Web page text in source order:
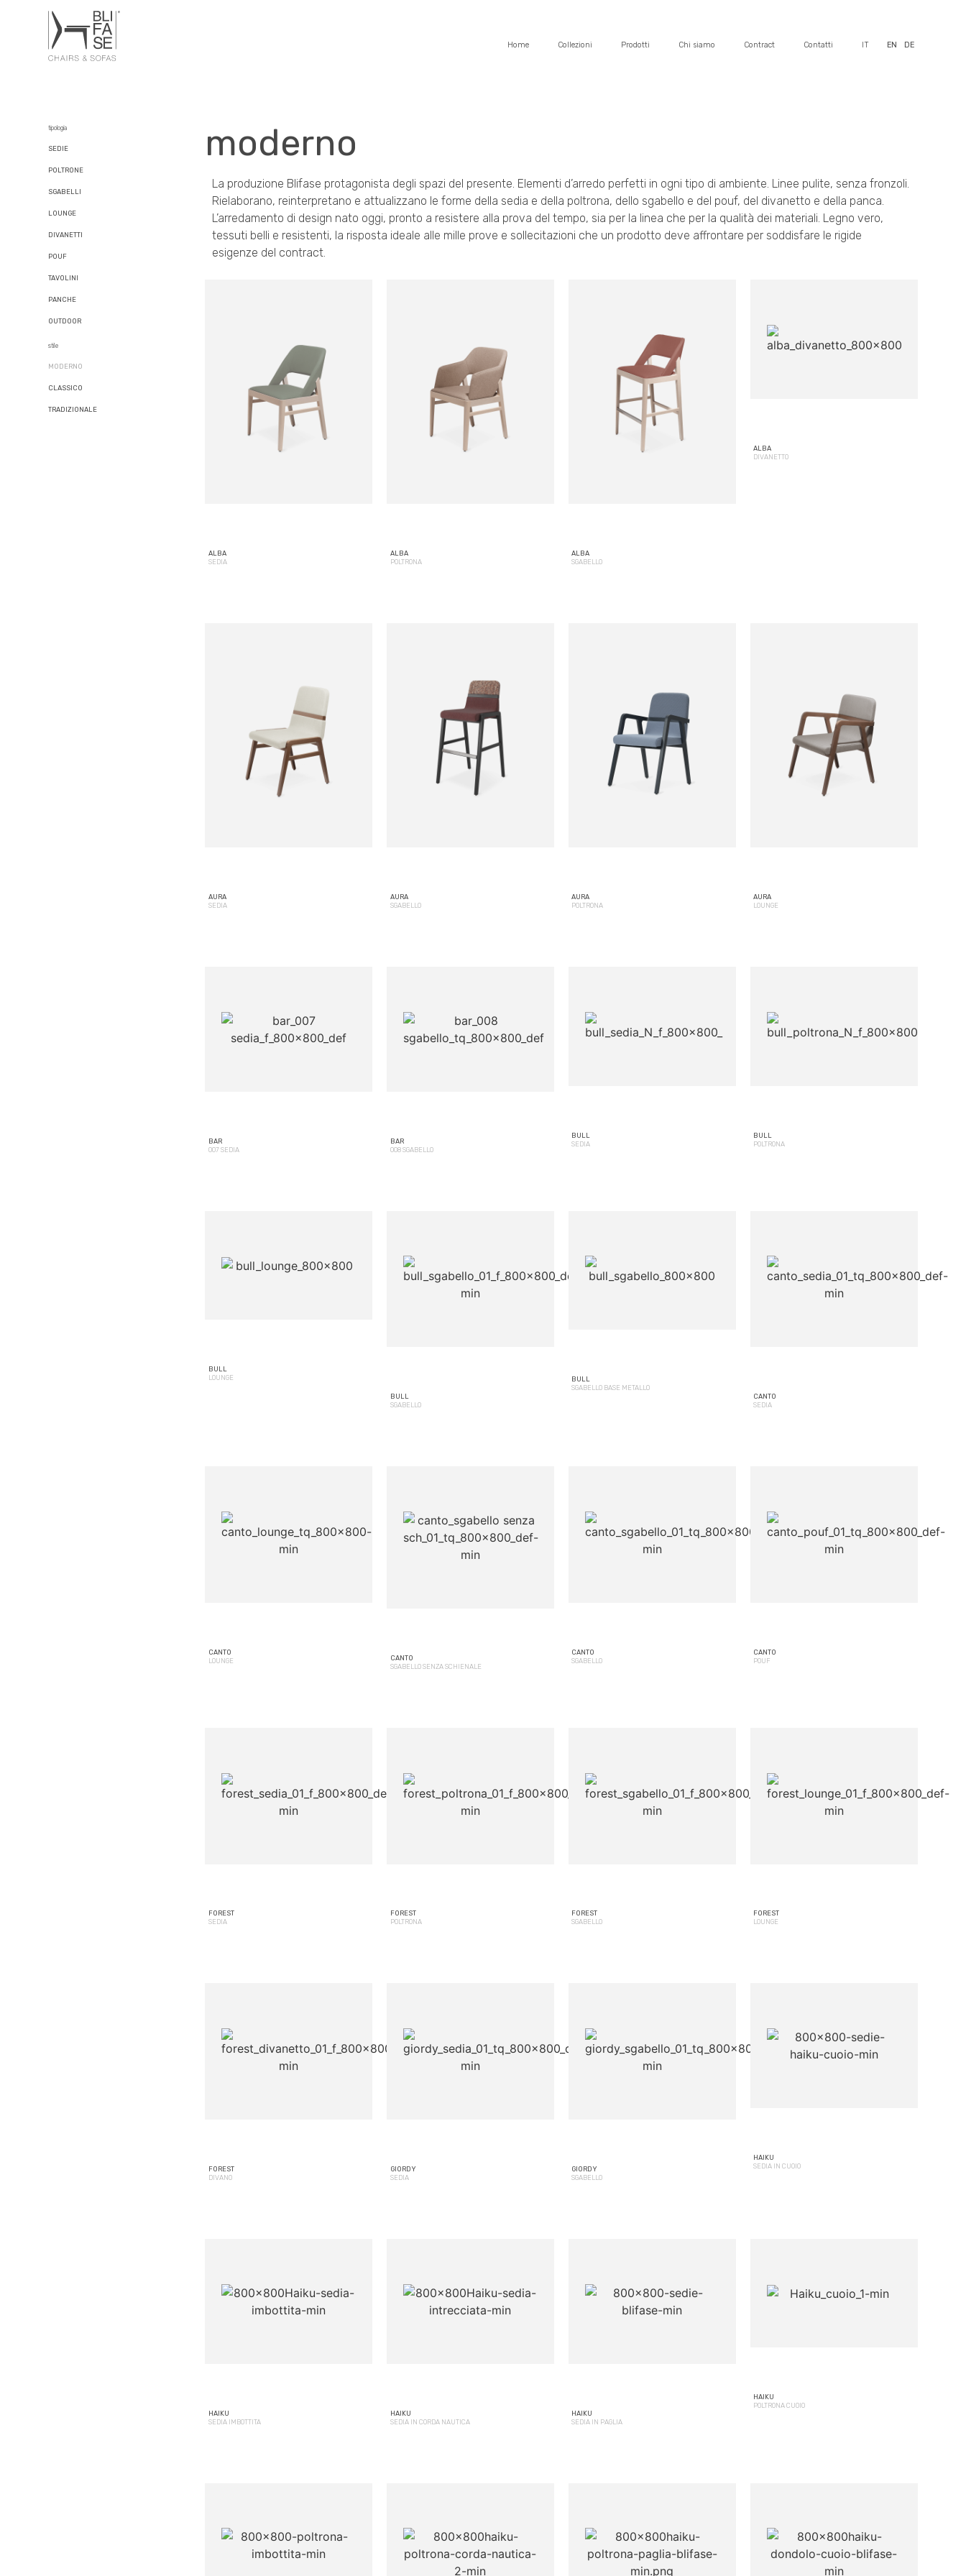
Home Collezioni Prodotti Chi siamo Contract Contatti IT EN DE
tipologia
SEDIE
POLTRONE
SGABELLI
LOUNGE
DIVANETTI
POUF
TAVOLINI
PANCHE
OUTDOOR
stile
MODERNO
CLASSICO
TRADIZIONALE
moderno
La produzione Blifase protagonista degli spazi del presente. Elementi d’arredo perfetti in ogni tipo di ambiente. Linee pulite, senza fronzoli.
Rielaborano, reinterpretano e attualizzano le forme della sedia e della poltrona, dello sgabello e del pouf, del divanetto e della panca.
L’arredamento di design nato oggi, pronto a resistere alla prova del tempo, sia per la linea che per la qualità dei materiali. Legno vero,
tessuti belli e resistenti, la risposta ideale alle mille prove e sollecitazioni che un prodotto deve affrontare per soddisfare le rigide
esigenze del contract.
ALBA
SEDIA
ALBA
POLTRONA
ALBA
SGABELLO
ALBA
DIVANETTO
AURA
SEDIA
AURA
SGABELLO
AURA
POLTRONA
AURA
LOUNGE
BAR
007 SEDIA
BAR
008 SGABELLO
BULL
SEDIA
BULL
POLTRONA
BULL
LOUNGE
BULL
SGABELLO
BULL
SGABELLO BASE METALLO
CANTO
SEDIA
CANTO
LOUNGE
CANTO
SGABELLO SENZA SCHIENALE
CANTO
SGABELLO
CANTO
POUF
FOREST
SEDIA
FOREST
POLTRONA
FOREST
SGABELLO
FOREST
LOUNGE
FOREST
DIVANO
GIORDY
SEDIA
GIORDY
SGABELLO
HAIKU
SEDIA IN CUOIO
HAIKU
SEDIA IMBOTTITA
HAIKU
SEDIA IN CORDA NAUTICA
HAIKU
SEDIA IN PAGLIA
HAIKU
POLTRONA CUOIO